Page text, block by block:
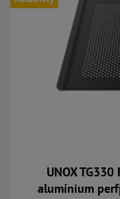
UNOX TG330
alumínium